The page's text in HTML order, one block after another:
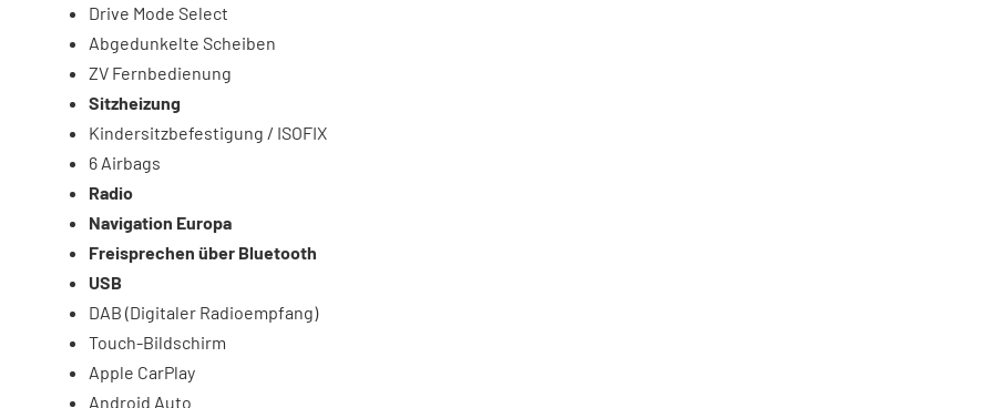
Drive Mode Select
Abgedunkelte Scheiben
ZV Fernbedienung
Sitzheizung
Kindersitzbefestigung / ISOFIX
6 Airbags
Radio
Navigation Europa
Freisprechen über Bluetooth
USB
DAB (Digitaler Radioempfang)
Touch-Bildschirm
Apple CarPlay
Android Auto